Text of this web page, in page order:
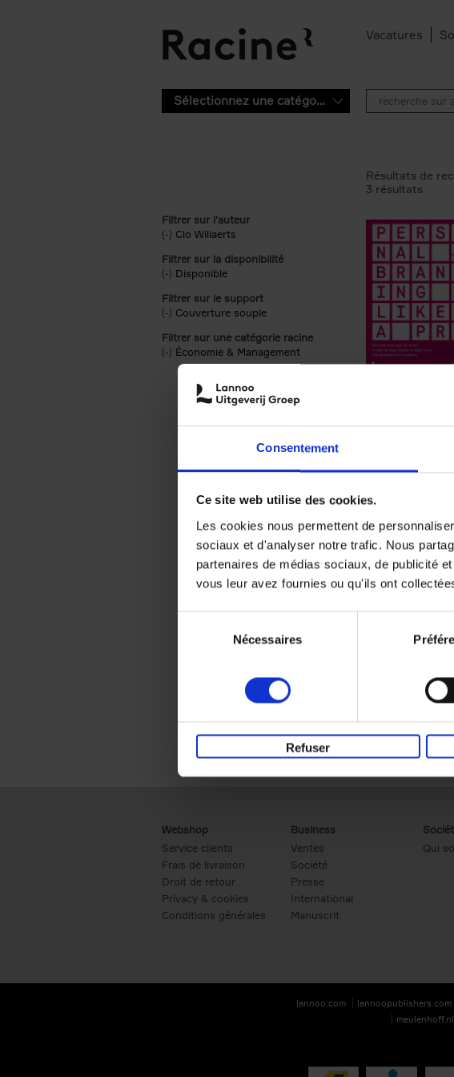
Consentement
Ce site web utilise des cookies.
Les cookies nous permettent de
sociaux et d'analyser notre trafic. Nous
partenaires de médias sociaux, de publicité
vous leur avez fournies ou qu'ils ont
Nécessaires
Refuser
Vacatures
Sélectionnez une catégorie
Filtrer sur l'auteur
(-) Remove Clo Willaerts filter
Clo Willaerts
Filtrer sur la disponibilité
(-) Remove Disponible filter
Disponible
Filtrer sur le support
(-) Remove Couverture souple filter
Couverture souple
Filtrer sur une catégorie racine
(-) Remove Économie & Management filter
Économie & Management
Résultats de
3 résultats
Webshop
Service clients
Frais de livraison
Droit de retour
Privacy & cookies
Conditions générales
Business
Ventes
Société
Presse
International
Manuscrit
Qui
lannoo.com lannoopublishers.com
meulenhoff.nl